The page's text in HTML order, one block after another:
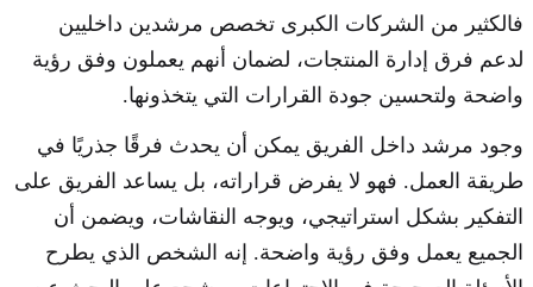
فالكثير من الشركات الكبرى تخصص مرشدين داخليين
لدعم فرق إدارة المنتجات، لضمان أنهم يعملون وفق رؤية
واضحة ولتحسين جودة القرارات التي يتخذونها.
وجود مرشد داخل الفريق يمكن أن يحدث فرقًا جذريًا في
طريقة العمل. فهو لا يفرض قراراته، بل يساعد الفريق على
التفكير بشكل استراتيجي، ويوجه النقاشات، ويضمن أن
الجميع يعمل وفق رؤية واضحة. إنه الشخص الذي يطرح